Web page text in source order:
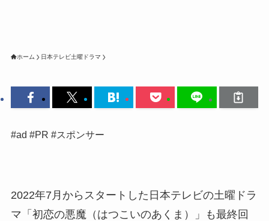
ホーム 日本テレビ土曜ドラマ
#ad #PR #スポンサー
2022年7月からスタートした日本テレビの土曜ドラ
マ「初恋の悪魔（はつこいのあくま）」も最終回